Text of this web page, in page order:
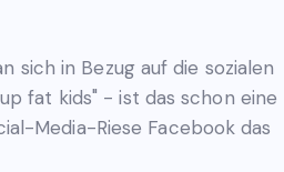
sich in Bezug auf die sozialen
fat kids" - ist das schon eine
Media-Riese Facebook das